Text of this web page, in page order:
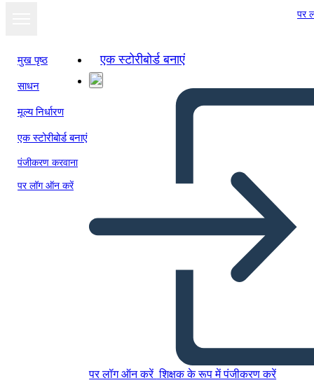
पर
मुख पृष्ठ
साधन
मूल्य निर्धारण
एक स्टोरीबोर्ड बनाएं
पंजीकरण करवाना
पर लॉग ऑन करें
एक स्टोरीबोर्ड बनाएं
पर लॉग ऑन करें शिक्षक के रूप में पंजीकरण करें
स्लाइड शो के रूप में
देखें